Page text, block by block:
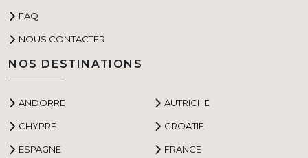
FAQ
NOUS CONTACTER
NOS DESTINATIONS
ANDORRE AUTRICHE
CHYPRE CROATIE
ESPAGNE FRANCE